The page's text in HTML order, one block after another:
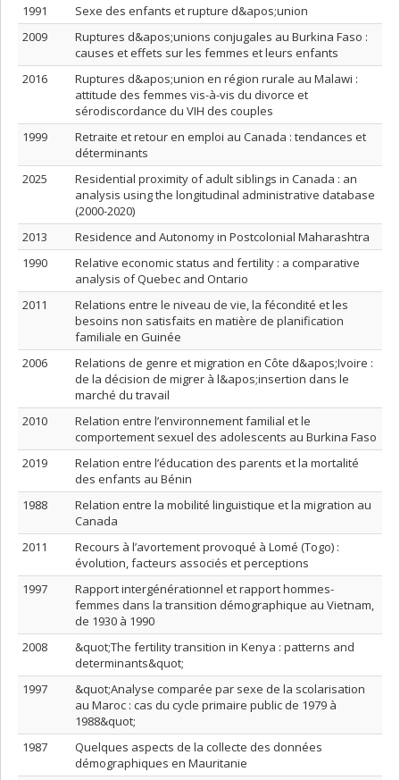
1991
Sexe des enfants et rupture d&apos;union
2009
Ruptures d&apos;unions conjugales au Burkina Faso :
causes et effets sur les femmes et leurs enfants
2016
Ruptures d&apos;union en région rurale au Malawi :
attitude des femmes vis-à-vis du divorce et
sérodiscordance du VIH des couples
1999
Retraite et retour en emploi au Canada : tendances et
déterminants
2025
Residential proximity of adult siblings in Canada : an
analysis using the longitudinal administrative database
(2000-2020)
2013
Residence and Autonomy in Postcolonial Maharashtra
1990
Relative economic status and fertility : a comparative
analysis of Quebec and Ontario
2011
Relations entre le niveau de vie, la fécondité et les
besoins non satisfaits en matière de planification
familiale en Guinée
2006
Relations de genre et migration en Côte d&apos;Ivoire :
de la décision de migrer à l&apos;insertion dans le
marché du travail
2010
Relation entre l’environnement familial et le
comportement sexuel des adolescents au Burkina Faso
2019
Relation entre l’éducation des parents et la mortalité
des enfants au Bénin
1988
Relation entre la mobilité linguistique et la migration au
Canada
2011
Recours à l’avortement provoqué à Lomé (Togo) :
évolution, facteurs associés et perceptions
1997
Rapport intergénérationnel et rapport hommes-
femmes dans la transition démographique au Vietnam,
de 1930 à 1990
2008
&quot;The fertility transition in Kenya : patterns and
determinants&quot;
1997
&quot;Analyse comparée par sexe de la scolarisation
au Maroc : cas du cycle primaire public de 1979 à
1988&quot;
1987
Quelques aspects de la collecte des données
démographiques en Mauritanie